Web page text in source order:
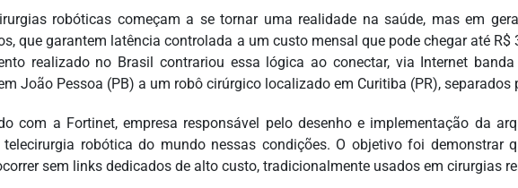
robóticas começam a se tornar uma realidade na saúde, mas em
que garantem latência controlada a um custo mensal que pode chegar até
realizado no Brasil contrariou essa lógica ao conectar, via Internet
João Pessoa (PB) a um robô cirúrgico localizado em Curitiba (PR), separados
com a Fortinet, empresa responsável pelo desenho e implementação da
telecirurgia robótica do mundo nessas condições. O objetivo foi demonstrar
sem links dedicados de alto custo, tradicionalmente usados em cirurgias